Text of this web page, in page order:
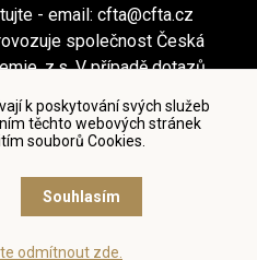
k poskytování svých služeb
těchto webových stránek
souborů Cookies.
Souhlasím
odmítnout zde.
- email: cfta@cfta.cz
společnost Česká
z.s. V případě dotazů
ochrany osobních údajů
cookies